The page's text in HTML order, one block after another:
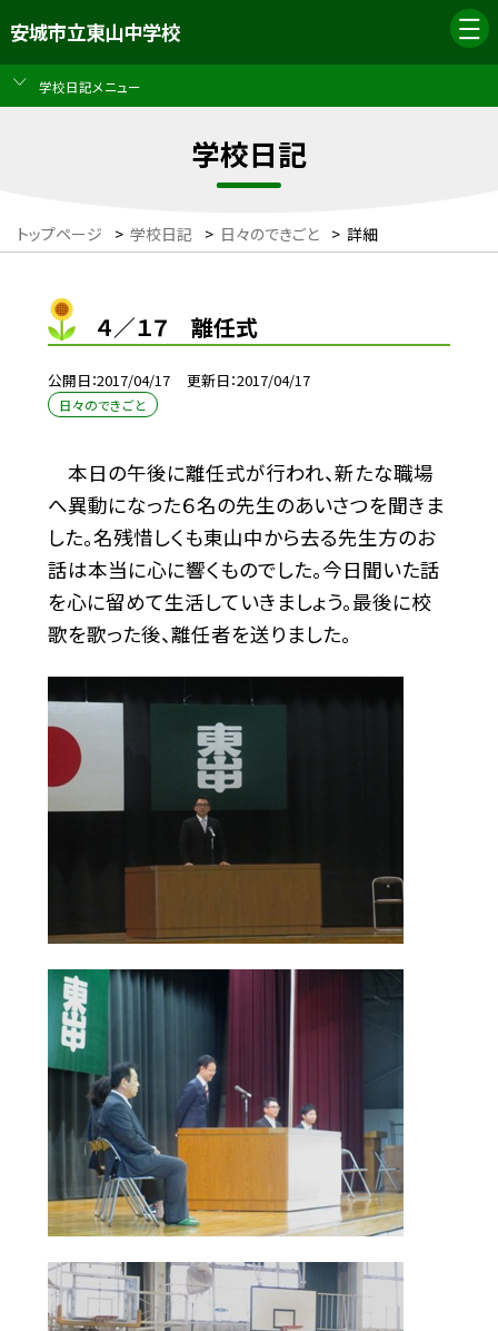
安城市立東山中学校
学校日記メニュー
学校日記
トップページ > 学校日記 > 日々のできごと > 詳細
４／１７ 離任式
公開日 2017/04/17 更新日 2017/04/17
日々のできごと
本日の午後に離任式が行われ、新たな職場
へ異動になった６名の先生のあいさつを聞きま
した。名残惜しくも東山中から去る先生方のお
話は本当に心に響くものでした。今日聞いた話
を心に留めて生活していきましょう。最後に校
歌を歌った後、離任者を送りました。